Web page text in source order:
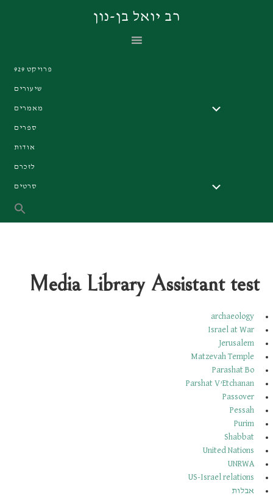
רב יואל בן-נון
פרויקט 929
שיעורים
מאמרים
ספרים
אודות
לזכרם
סרטים
Media Library Assistant test
archaeology
Israel at War
Jerusalem
Matzevah Temple
Parashat Bo
Parshat V’Etchanan
Passover
Pessah
Purim
Shabbat
United Nations
UNRWA
US-Israel relations
אבלות